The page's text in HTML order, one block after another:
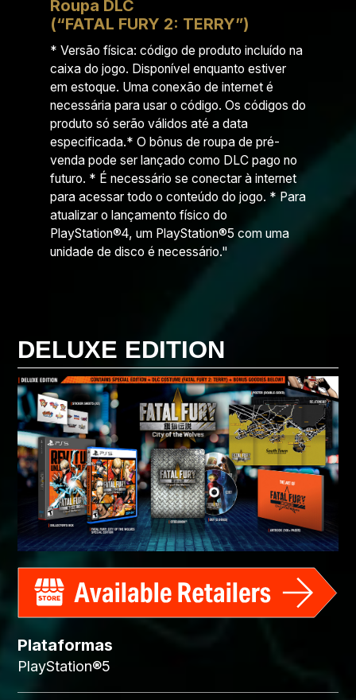
Roupa DLC
(“FATAL FURY 2: TERRY”)
* Versão física: código de produto incluído na
caixa do jogo. Disponível enquanto estiver
em estoque. Uma conexão de internet é
necessária para usar o código. Os códigos do
produto só serão válidos até a data
especificada.* O bônus de roupa de pré-
venda pode ser lançado como DLC pago no
futuro. * É necessário se conectar à internet
para acessar todo o conteúdo do jogo. * Para
atualizar o lançamento físico do
PlayStation®4, um PlayStation®5 com uma
unidade de disco é necessário."
DELUXE EDITION
Plataformas
PlayStation®5